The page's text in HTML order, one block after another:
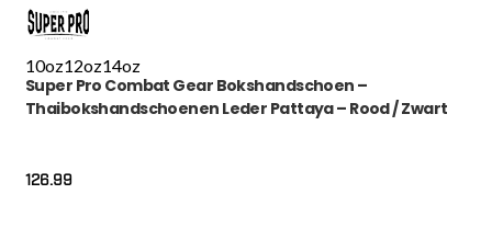
10oz12oz14oz
Super Pro Combat Gear Bokshandschoen –
Thaibokshandschoenen Leder Pattaya – Rood / Zwart
126.99